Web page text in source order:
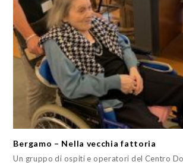
Bergamo – Nella vecchia fattoria
Un gruppo di ospiti e operatori del Centro